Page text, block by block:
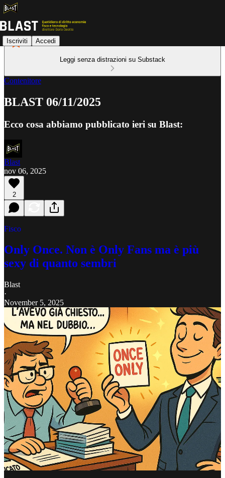
Iscriviti Accedi
Leggi senza distrazioni su Substack
Contenitore
BLAST 06/11/2025
Ecco cosa abbiamo pubblicato ieri su Blast:
Blast
nov 06, 2025
2
Fisco
Only Once. Non è Only Fans ma è più
sexy di quanto sembri
Blast
·
November 5, 2025